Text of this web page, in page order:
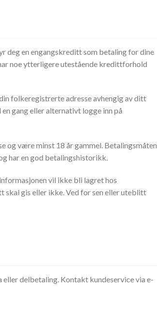
deg en engangskreditt som betaling for dine
noe ytterligere utestående kredittforhold
folkeregistrerte adresse avhengig av ditt
gang eller alternativt logge inn på
og være minst 18 år gammel. Betalingsmåten
har en god betalingshistorikk.
vil ikke bli lagret hos
gis eller ikke. Ved for sen eller uteblitt
delbetaling. Kontakt kundeservice via e-